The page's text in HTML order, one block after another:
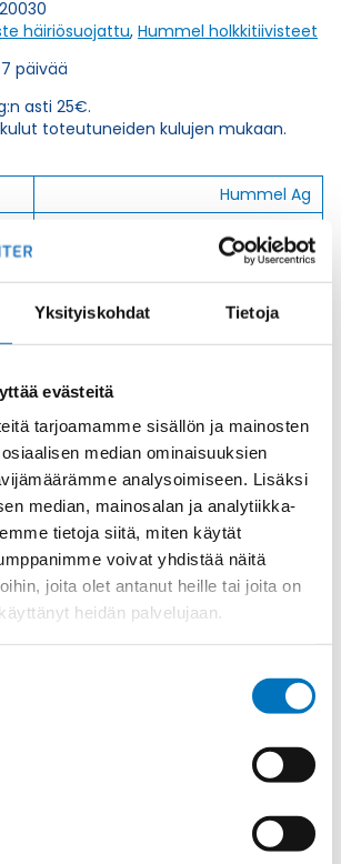
Yksityiskohdat Tietoja
evästeitä
tarjoamamme sisällön ja mainosten
median ominaisuuksien
analysoimiseen. Lisäksi
median, mainosalan ja analytiikka-
tietoja siitä, miten käytät
voivat yhdistää näitä
joita olet antanut heille tai joita on
heidän palvelujaan.
häiriösuojattu, Hummel holkkitiivisteet
päivää
asti 25€.
toteutuneiden kulujen mukaan.
Hummel Ag
19
10
HSK-M-EMC
EC000441
Metr.-pitkä
M 12 x 1,5
RoHS;M
'-40°C to +100°C
14
UR;CSA;DNV-
GL;NEMA;Bahnzulassung;cUR
3